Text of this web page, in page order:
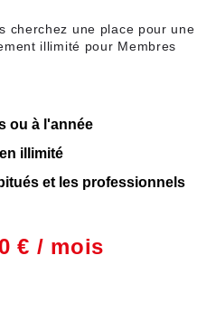
cherchez une place pour une
illimité pour Membres
ou à l'année
illimité
et les professionnels
€ / mois